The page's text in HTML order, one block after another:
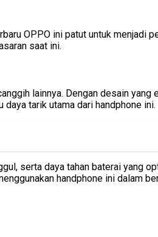
OPPO ini patut untuk menjadi
saat ini.
lainnya. Dengan desain
tarik utama dari handphone ini.
serta daya tahan baterai yang
handphone ini dalam